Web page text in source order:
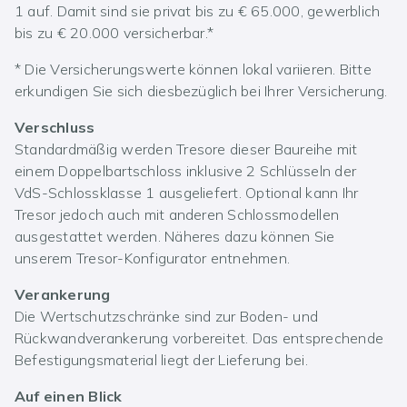
1 auf. Damit sind sie privat bis zu € 65.000, gewerblich
bis zu € 20.000 versicherbar.*
* Die Versicherungswerte können lokal variieren. Bitte
erkundigen Sie sich diesbezüglich bei Ihrer Versicherung.
Verschluss
Standardmäßig werden Tresore dieser Baureihe mit
einem Doppelbartschloss inklusive 2 Schlüsseln der
VdS-Schlossklasse 1 ausgeliefert. Optional kann Ihr
Tresor jedoch auch mit anderen Schlossmodellen
ausgestattet werden. Näheres dazu können Sie
unserem Tresor-Konfigurator entnehmen.
Verankerung
Die Wertschutzschränke sind zur Boden- und
Rückwandverankerung vorbereitet. Das entsprechende
Befestigungsmaterial liegt der Lieferung bei.
Auf einen Blick